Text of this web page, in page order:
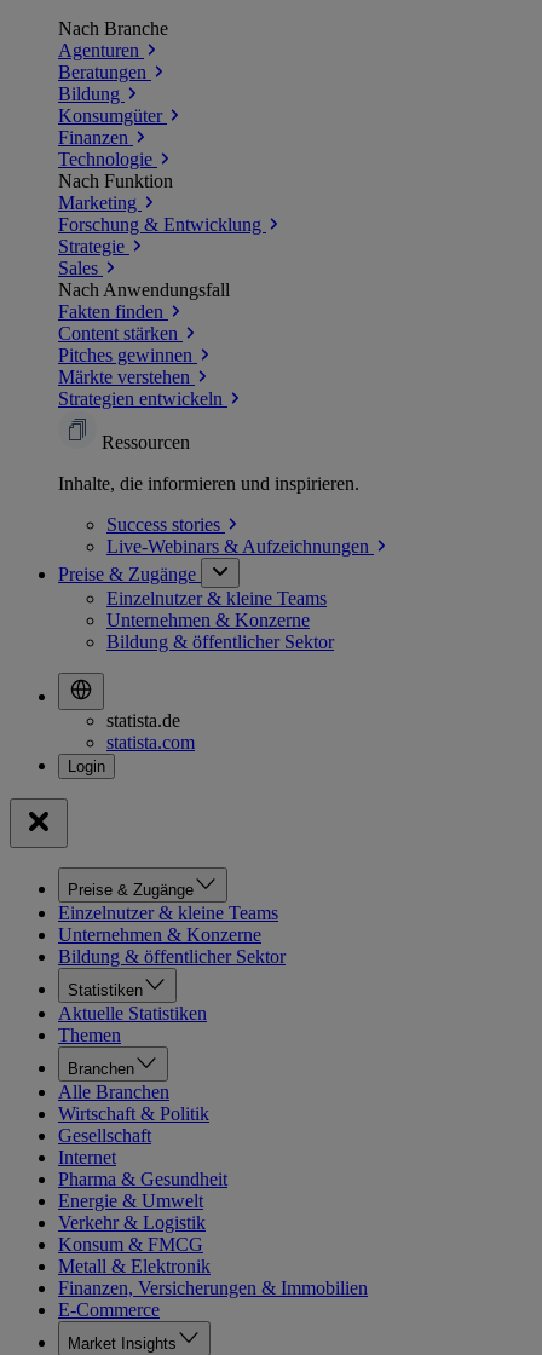
Nach Branche
Agenturen
Beratungen
Bildung
Konsumgüter
Finanzen
Technologie
Nach Funktion
Marketing
Forschung & Entwicklung
Strategie
Sales
Nach Anwendungsfall
Fakten finden
Content stärken
Pitches gewinnen
Märkte verstehen
Strategien entwickeln
Ressourcen
Inhalte, die informieren und inspirieren.
Success stories
Live-Webinars & Aufzeichnungen
Preise & Zugänge
Einzelnutzer & kleine Teams
Unternehmen & Konzerne
Bildung & öffentlicher Sektor
statista.de
statista.com
Preise & Zugänge
Einzelnutzer & kleine Teams
Unternehmen & Konzerne
Bildung & öffentlicher Sektor
Statistiken
Aktuelle Statistiken
Themen
Branchen
Alle Branchen
Wirtschaft & Politik
Gesellschaft
Internet
Pharma & Gesundheit
Energie & Umwelt
Verkehr & Logistik
Konsum & FMCG
Metall & Elektronik
Finanzen, Versicherungen & Immobilien
E-Commerce
Market Insights